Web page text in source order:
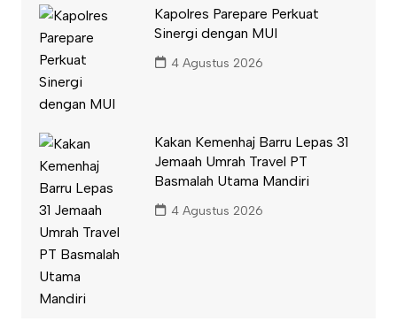
Kapolres Parepare Perkuat
Sinergi dengan MUI
4 Agustus 2026
Kakan Kemenhaj Barru Lepas 31
Jemaah Umrah Travel PT
Basmalah Utama Mandiri
4 Agustus 2026